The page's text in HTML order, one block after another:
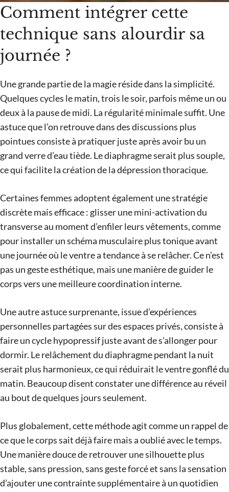
Comment intégrer cette
technique sans alourdir sa
journée ?
Une grande partie de la magie réside dans la simplicité.
Quelques cycles le matin, trois le soir, parfois même un ou
deux à la pause de midi. La régularité minimale suffit. Une
astuce que l’on retrouve dans des discussions plus
pointues consiste à pratiquer juste après avoir bu un
grand verre d’eau tiède. Le diaphragme serait plus souple,
ce qui facilite la création de la dépression thoracique.
Certaines femmes adoptent également une stratégie
discrète mais efficace : glisser une mini-activation du
transverse au moment d’enfiler leurs vêtements, comme
pour installer un schéma musculaire plus tonique avant
une journée où le ventre a tendance à se relâcher. Ce n’est
pas un geste esthétique, mais une manière de guider le
corps vers une meilleure coordination interne.
Une autre astuce surprenante, issue d’expériences
personnelles partagées sur des espaces privés, consiste à
faire un cycle hypopressif juste avant de s’allonger pour
dormir. Le relâchement du diaphragme pendant la nuit
serait plus harmonieux, ce qui réduirait le ventre gonflé du
matin. Beaucoup disent constater une différence au réveil
au bout de quelques jours seulement.
Plus globalement, cette méthode agit comme un rappel de
ce que le corps sait déjà faire mais a oublié avec le temps.
Une manière douce de retrouver une silhouette plus
stable, sans pression, sans geste forcé et sans la sensation
d’ajouter une contrainte supplémentaire à un quotidien